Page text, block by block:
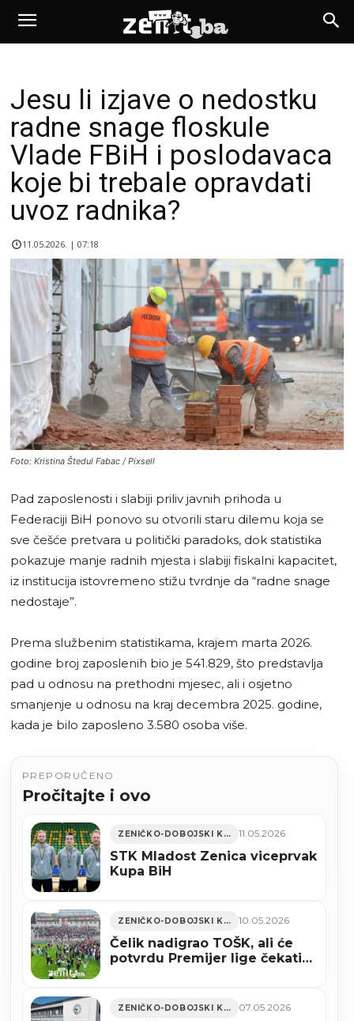
Jesu li izjave o nedostku
radne snage floskule
Vlade FBiH i poslodavaca
koje bi trebale opravdati
uvoz radnika?
11.05.2026. | 07:18
Foto: Kristina Štedul Fabac / Pixsell
Pad zaposlenosti i slabiji priliv javnih prihoda u
Federaciji BiH ponovo su otvorili staru dilemu koja se
sve češće pretvara u politički paradoks, dok statistika
pokazuje manje radnih mjesta i slabiji fiskalni kapacitet,
iz institucija istovremeno stižu tvrdnje da “radne snage
nedostaje”.
Prema službenim statistikama, krajem marta 2026.
godine broj zaposlenih bio je 541.829, što predstavlja
pad u odnosu na prethodni mjesec, ali i osjetno
smanjenje u odnosu na kraj decembra 2025. godine,
kada je bilo zaposleno 3.580 osoba više.
PREPORUČENO
Pročitajte i ovo
ZENIČKO-DOBOJSKI KANTON 11.05.2026
STK Mladost Zenica viceprvak
Kupa BiH
ZENIČKO-DOBOJSKI KANTON 10.05.2026
Čelik nadigrao TOŠK, ali će
potvrdu Premijer lige čekati
ZENIČKO-DOBOJSKI KANTON 07.05.2026